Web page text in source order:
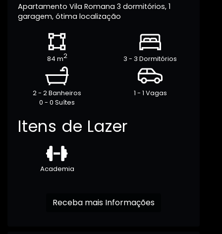
Apartamento Vila Romana 3 dormitórios, 1
garagem, ótima localização
84 m2 3 - 3 Dormitórios
2 - 2 Banheiros
0 - 0 Suítes
1 - 1 Vagas
Itens de Lazer
Academia
Receba mais Informações